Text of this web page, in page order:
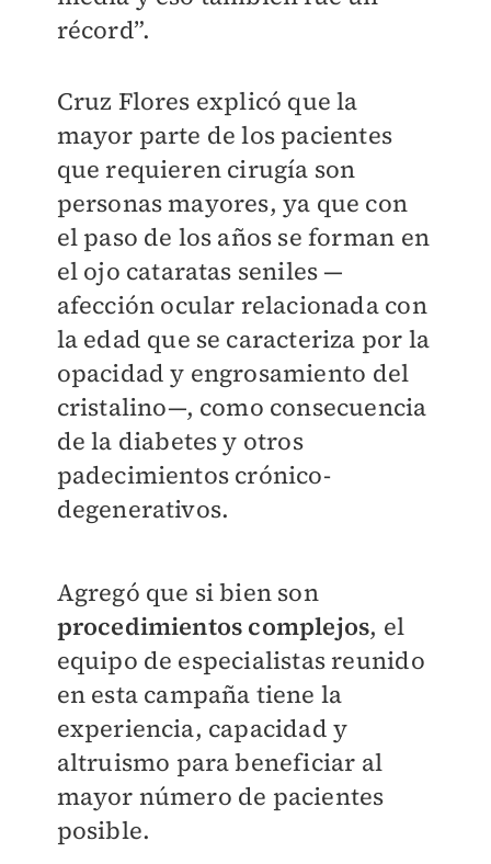
récord”.
Cruz Flores explicó que la
mayor parte de los pacientes
que requieren cirugía son
personas mayores, ya que con
el paso de los años se forman en
el ojo cataratas seniles —
afección ocular relacionada con
la edad que se caracteriza por la
opacidad y engrosamiento del
cristalino—, como consecuencia
de la diabetes y otros
padecimientos crónico-
degenerativos.
Agregó que si bien son
procedimientos complejos, el
equipo de especialistas reunido
en esta campaña tiene la
experiencia, capacidad y
altruismo para beneficiar al
mayor número de pacientes
posible.